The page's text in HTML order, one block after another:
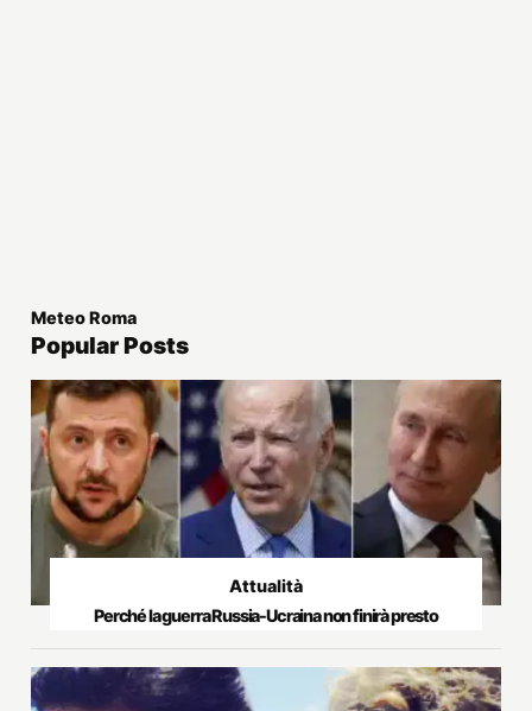
Meteo Roma
Popular Posts
Attualità
Perché la guerra Russia-Ucraina non finirà presto